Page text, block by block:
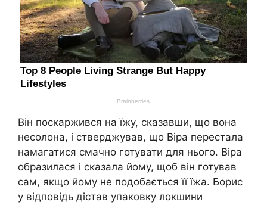
Він поскаржився на їжу, сказавши, що вона
несолона, і стверджував, що Віра перестала
намагатися смачно готувати для нього. Віра
образилася і сказала йому, щоб він готував
сам, якщо йому не подобається її їжа. Борис
у відповідь дістав упаковку локшини